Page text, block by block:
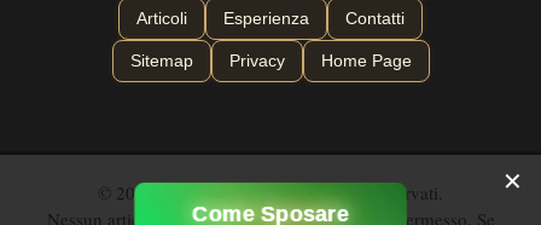
Articoli Esperienza Contatti
Sitemap Privacy Home Page
© 2026 - Nozze Alchemiche - Diritti riservati.
Nessun articolo può essere ripubblicato senza permesso. Se
Come Sposare
✕